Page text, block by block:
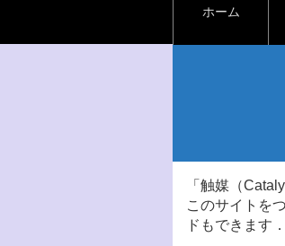
ホーム
「触媒（
このサイトを
ドもできます．